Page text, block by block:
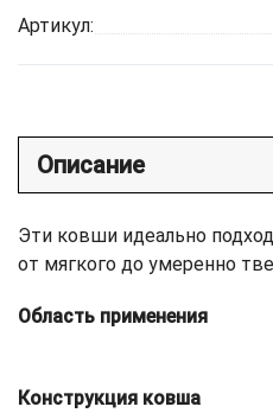
Артикул:
Описание
Эти ковши идеально
от мягкого до умеренно
Область применения
Конструкция ковша